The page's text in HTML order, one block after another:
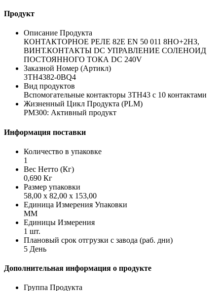
Продукт
Описание Продукта
КОНТАКТОРНОЕ РЕЛЕ 82E EN 50 011 8НО+2НЗ,
ВИНТ.КОНТАКТЫ DC УПРАВЛЕНИЕ СОЛЕНОИД
ПОСТОЯННОГО ТОКА DC 240V
Заказной Номер (Артикл)
3TH4382-0BQ4
Вид продуктов
Вспомогательные контакторы 3TH43 с 10 контактами
Жизненный Цикл Продукта (PLM)
PM300: Активный продукт
Информация поставки
Количество в упаковке
1
Вес Нетто (Кг)
0,690 Кг
Размер упаковки
58,00 x 82,00 x 153,00
Единица Измерения Упаковки
MM
Единицы Измерения
1 шт.
Плановый срок отгрузки с завода (раб. дни)
5 День
Дополнительная информация о продукте
Группа Продукта